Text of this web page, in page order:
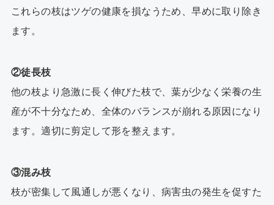
これらの枝はツゲの健康を損なうため、早めに取り除き
ます。
②徒長枝
他の枝より急激に長く伸びた枝で、葉が少なく栄養の生
産が不十分なため、全体のバランスが崩れる原因になり
ます。適切に剪定して形を整えます。
③混み枝
枝が密集して風通しが悪くなり、病害虫の発生を促すた